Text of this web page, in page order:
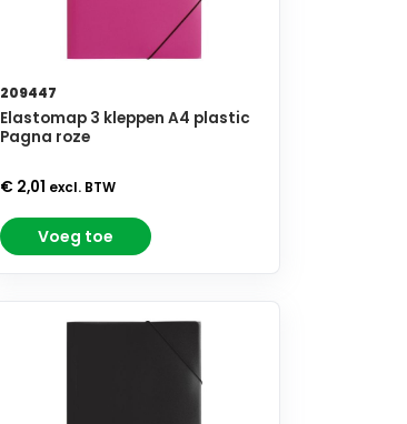
209447
Elastomap 3 kleppen A4 plastic
Pagna roze
€ 2,01 excl. BTW
Voeg toe